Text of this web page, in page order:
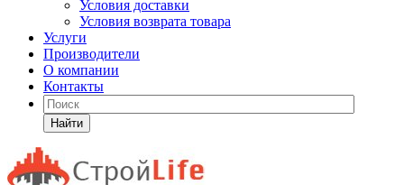
Условия доставки
Условия возврата товара
Услуги
Производители
О компании
Контакты
Найти